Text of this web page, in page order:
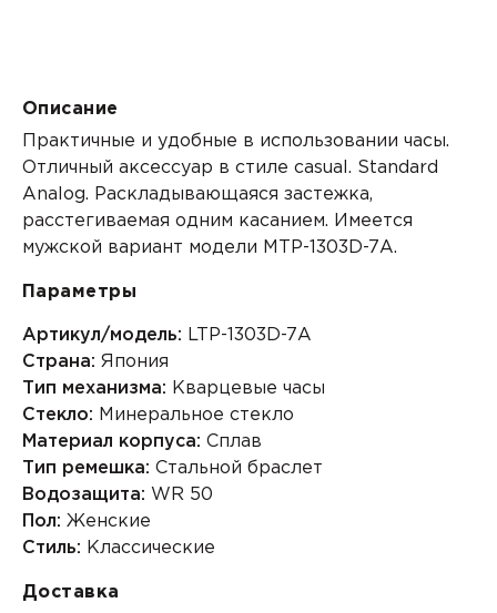
Описание
Практичные и удобные в использовании часы.
Отличный аксессуар в стиле casual. Standard
Analog. Раскладывающаяся застежка,
расстегиваемая одним касанием. Имеется
мужской вариант модели MTP-1303D-7A.
Параметры
Артикул/модель: LTP-1303D-7A
Страна: Япония
Тип механизма: Кварцевые часы
Стекло: Минеральное стекло
Материал корпуса: Сплав
Тип ремешка: Стальной браслет
Водозащита: WR 50
Пол: Женские
Стиль: Классические
Доставка